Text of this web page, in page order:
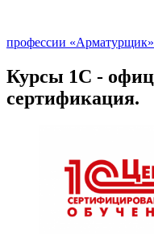
профессии
Курсы 1С -
сертификация.